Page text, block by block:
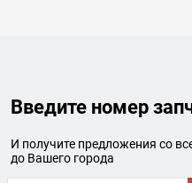
Введите номер
И получите предложения со
до Вашего города